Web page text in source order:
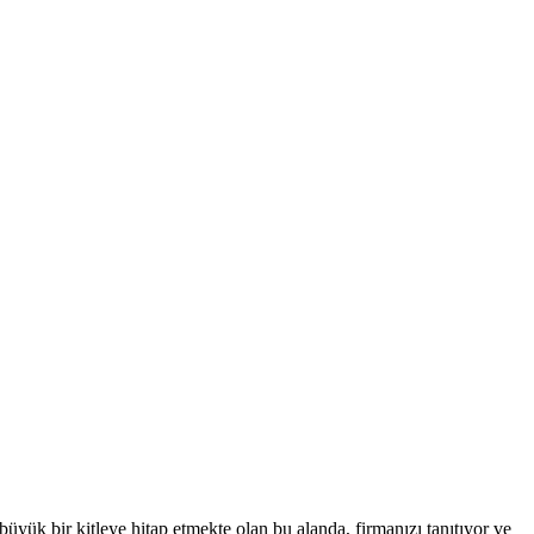
bir kitleye hitap etmekte olan bu alanda, firmanızı tanıtıyor ve